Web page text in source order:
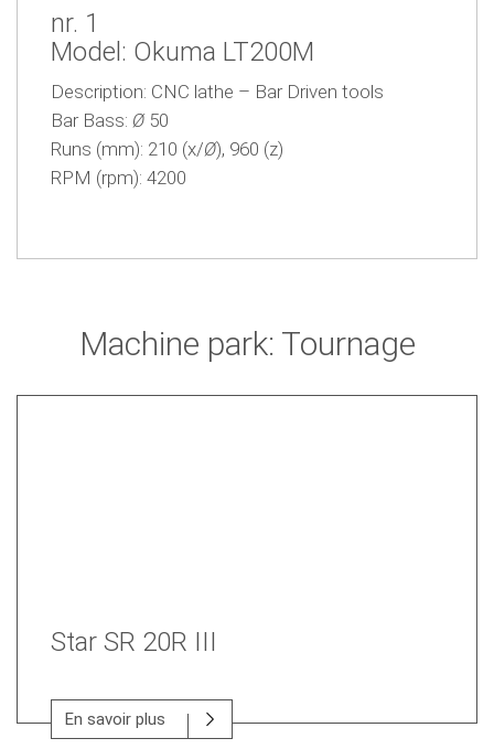
nr. 1
Model: Okuma LT200M
Description: CNC lathe – Bar Driven tools
Bar Bass: Ø50
Runs (mm): 210 (x/Ø), 960 (z)
RPM (rpm): 4200
Machine park: Tournage
Star SR 20R III
En savoir plus